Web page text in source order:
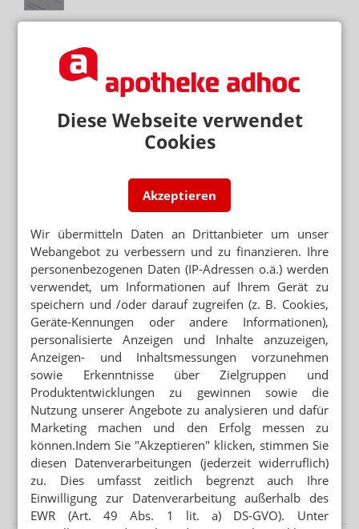
Diese Webseite verwendet
Cookies
Akzeptieren
Wir übermitteln Daten an Drittanbieter um unser
Webangebot zu verbessern und zu finanzieren. Ihre
personenbezogenen Daten (IP-Adressen o.ä.) werden
verwendet, um Informationen auf Ihrem Gerät zu
speichern und /oder darauf zugreifen (z. B. Cookies,
Geräte-Kennungen oder andere Informationen),
personalisierte Anzeigen und Inhalte anzuzeigen,
Anzeigen- und Inhaltsmessungen vorzunehmen
sowie Erkenntnisse über Zielgruppen und
Produktentwicklungen zu gewinnen sowie die
Nutzung unserer Angebote zu analysieren und dafür
Marketing machen und den Erfolg messen zu
können.Indem Sie "Akzeptieren" klicken, stimmen Sie
diesen Datenverarbeitungen (jederzeit widerruflich)
zu. Dies umfasst zeitlich begrenzt auch Ihre
Einwilligung zur Datenverarbeitung außerhalb des
EWR (Art. 49 Abs. 1 lit. a) DS-GVO). Unter
Fluoxetin und Salbuhexal müssen zurück
Mehr zum Thema
REZEPTURUMSTELLUNG
WIE HERSTELLER DIE HALTBARKEIT GARANTIEREN
Arzneimittel bei Hitze: Wann Galenik an Grenzen stößt
FEHLERMELDUNG
„Zerstört“ laut Securpharm: Rückruf bei Sildenafil
Mehr aus Ressort
VORSICHT BEI SILYCHRISTIN ODER CHOLIN
Schilddrüse: DGE warnt vor NEM
PATENTSCHUTZ
Semaglutid-Nasenspray: Novo Nordisk stoppt Medios-
Tochter
STIKO- UND PEI-INFORMATIONEN
Impfstoffe: Lieferengpässe und Alternativen